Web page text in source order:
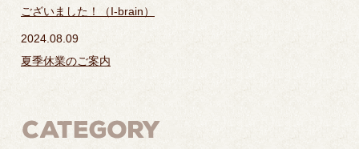
ございました！（I-brain）
2024.08.09
夏季休業のご案内